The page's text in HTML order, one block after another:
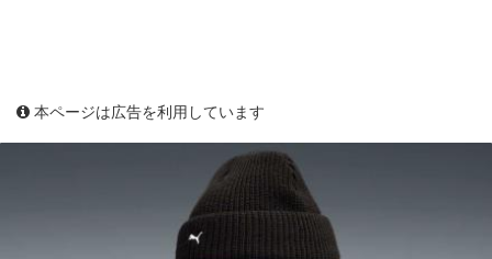
本ページは広告を利用しています